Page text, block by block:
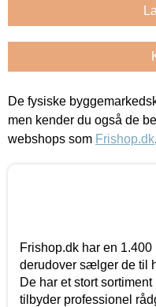
De fysiske
men kender du også de
webshops som Frishop.dk,
Frishop.dk har en
derudover sælger de til
De har et stort
tilbyder professionel